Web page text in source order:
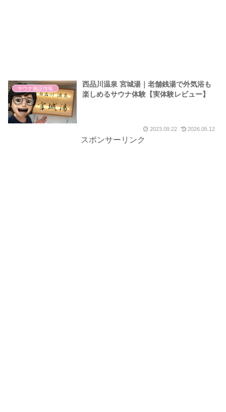
サウナ施設情報
西品川温泉 宮城湯｜老舗銭湯で外気浴も
楽しめるサウナ体験【実体験レビュー】
2023.09.22 2026.05.12
スポンサーリンク